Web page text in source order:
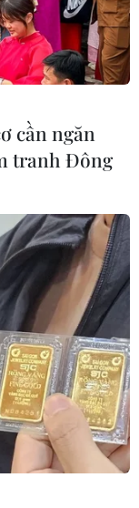
cần ngăn
tranh Đông